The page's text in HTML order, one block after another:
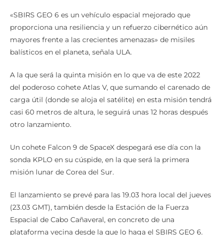
«SBIRS GEO 6 es un vehículo espacial mejorado que
proporciona una resiliencia y un refuerzo cibernético aún
mayores frente a las crecientes amenazas» de misiles
balísticos en el planeta, señala ULA.
A la que será la quinta misión en lo que va de este 2022
del poderoso cohete Atlas V, que sumando el carenado de
carga útil (donde se aloja el satélite) en esta misión tendrá
casi 60 metros de altura, le seguirá unas 12 horas después
otro lanzamiento.
Un cohete Falcon 9 de SpaceX despegará ese día con la
sonda KPLO en su cúspide, en la que será la primera
misión lunar de Corea del Sur.
El lanzamiento se prevé para las 19.03 hora local del jueves
(23.03 GMT), también desde la Estación de la Fuerza
Espacial de Cabo Cañaveral, en concreto de una
plataforma vecina desde la que lo haga el SBIRS GEO 6.